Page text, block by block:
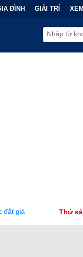
ĐÌNH GIẢI TRÍ
Thứ
Tài Chính Đằng Sau